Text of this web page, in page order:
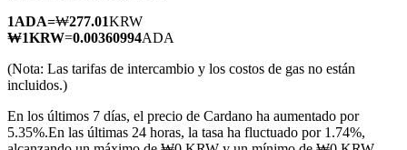
1ADA=₩277.01KRW
₩1KRW=0.00360994ADA
(Nota: Las tarifas de intercambio y los costos de gas no están
incluidos.)
En los últimos 7 días, el precio de Cardano ha aumentado por
5.35%.En las últimas 24 horas, la tasa ha fluctuado por 1.74%,